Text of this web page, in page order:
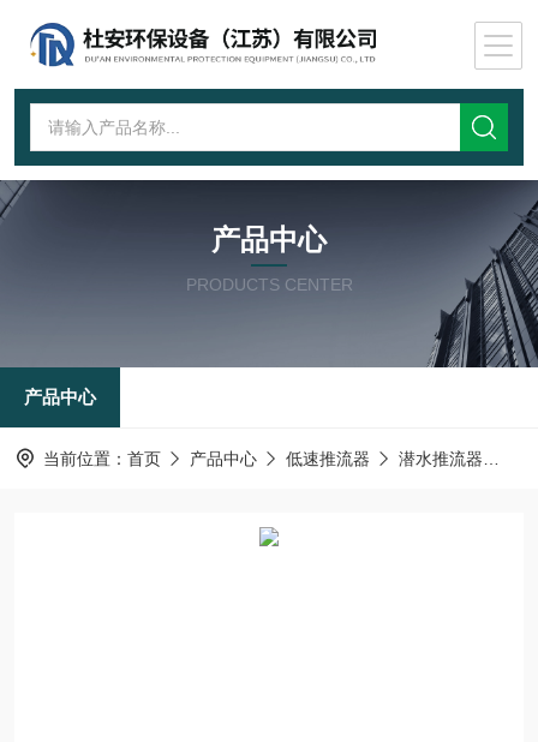
产品中心
PRODUCTS CENTER
产品中心
当前位置： 首页 产品中心 低速推流器 潜水推流器